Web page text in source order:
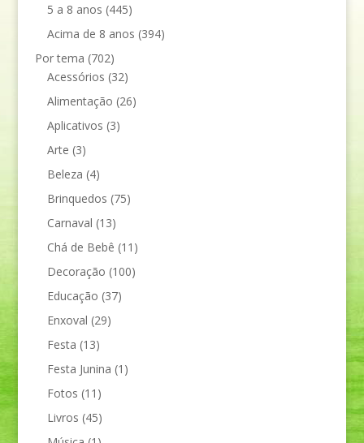
5 a 8 anos (445)
Acima de 8 anos (394)
Por tema (702)
Acessórios (32)
Alimentação (26)
Aplicativos (3)
Arte (3)
Beleza (4)
Brinquedos (75)
Carnaval (13)
Chá de Bebê (11)
Decoração (100)
Educação (37)
Enxoval (29)
Festa (13)
Festa Junina (1)
Fotos (11)
Livros (45)